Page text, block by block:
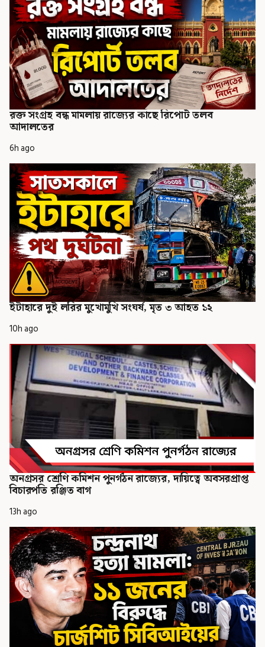
রক্ত সংগ্রহ বন্ধ মামলায় রাজ্যের কাছে রিপোর্ট তলব
আদালতের
6h ago
ইটাহারে দুই লরির মুখোমুখি সংঘর্ষ, মৃত ৩ আহত ১২
10h ago
অনগ্রসর শ্রেণি কমিশন পুনর্গঠন রাজ্যের, দায়িত্বে অবসরপ্রাপ্ত
বিচারপতি রঞ্জিত বাগ
13h ago